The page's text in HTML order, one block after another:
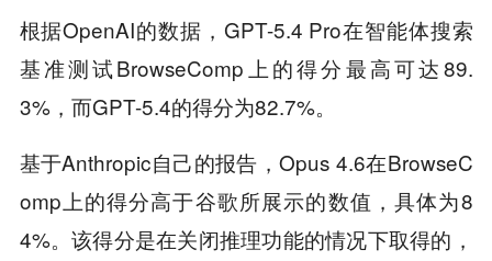
根据OpenAI的数据，GPT-5.4 Pro在智能体搜索
基准测试BrowseComp上的得分最高可达89.
3%，而GPT-5.4的得分为82.7%。
基于Anthropic自己的报告，Opus 4.6在BrowseC
omp上的得分高于谷歌所展示的数值，具体为8
4%。该得分是在关闭推理功能的情况下取得的，